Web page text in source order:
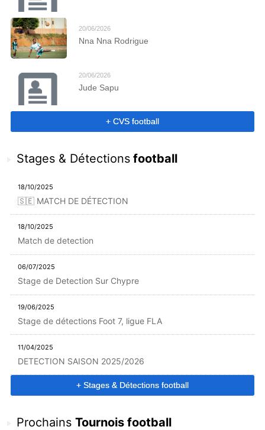
20/06/2026
Nna Nna Rodrigue
20/06/2026
Jude Sapu
+ CVS football
Stages & Détectionsfootball
18/10/2025
🇸🇪 MATCH DE DÉTECTION
18/10/2025
Match de detection
06/07/2025
Stage de Detection Sur Chypre
19/06/2025
Stage de détections Foot 7, ligue FLA
11/04/2025
DETECTION SAISON 2025/2026
+ Stages & Détections football
Prochains Tournois football